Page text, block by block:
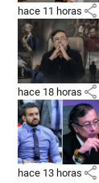
hace 11 horas share
hace 18 horas share
hace 13 horas share